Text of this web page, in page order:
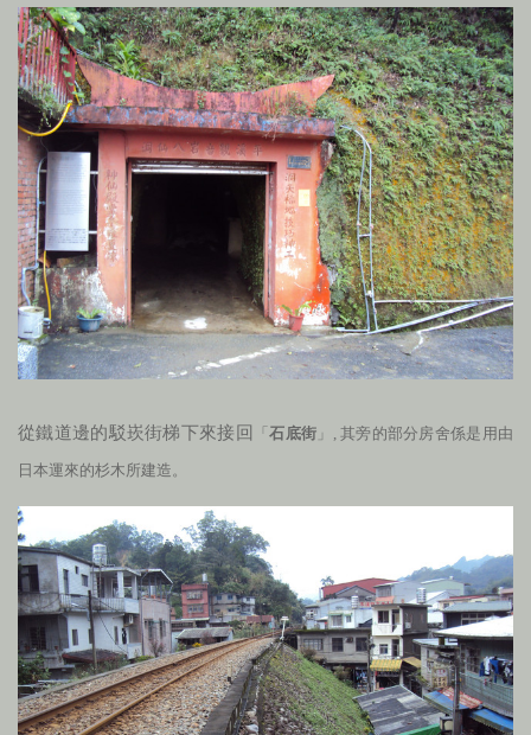
從鐵道邊的駁崁街梯下來接回 「石底街 」, 其旁的部分房舍係是用由
日本運來的杉木所建造。